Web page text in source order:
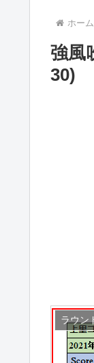
ホーム
強風
30)
ラウン